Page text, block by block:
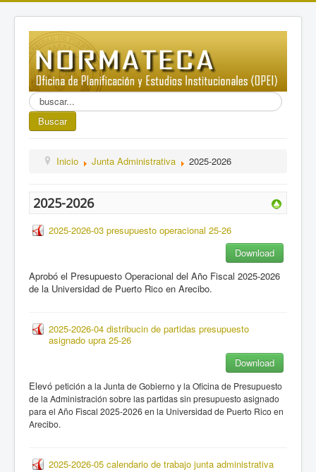
Buscar...
Buscar
Inicio Junta Administrativa 2025-2026
2025-2026
2025-2026-03 presupuesto operacional 25-26
Download
Aprobó el Presupuesto Operacional del Año Fiscal 2025-2026
de la Universidad de Puerto Rico en Arecibo.
2025-2026-04 distribucin de partidas presupuesto
asignado upra 25-26
Download
Elevó petición a la Junta de Gobierno y la Oficina de Presupuesto
de la Administración sobre las partidas sin presupuesto asignado
para el Año Fiscal 2025-2026 en la Universidad de Puerto Rico en
Arecibo.
2025-2026-05 calendario de trabajo junta administrativa